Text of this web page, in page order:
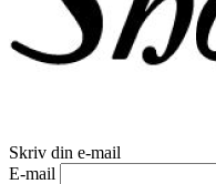
Skriv din e-mail
E-mail